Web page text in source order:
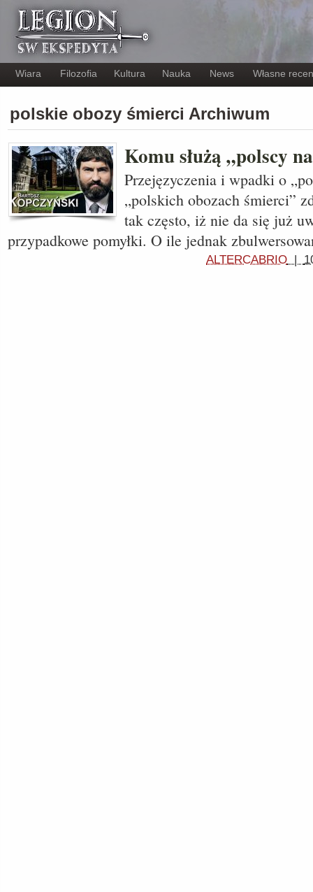
Wiara Filozofia Kultura Nauka News Własne
polskie obozy śmierci Archiwum
Komu służą „polscy
Przejęzyczenia i wpadki o
„polskich obozach śmierci”
tak często, iż nie da się już
przypadkowe pomyłki. O ile jednak
ALTERCABRIO |